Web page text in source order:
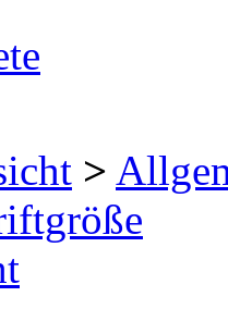
>